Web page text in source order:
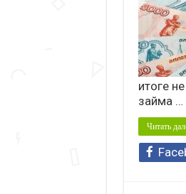
итоге
займа …
Читать